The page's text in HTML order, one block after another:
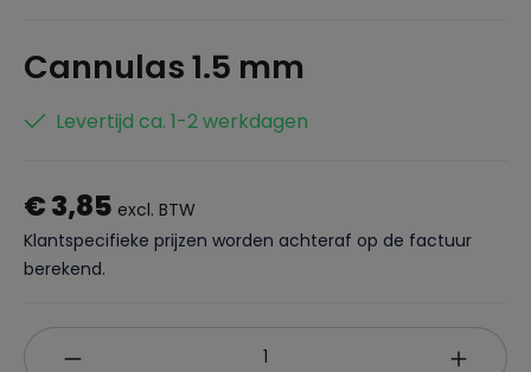
Cannulas 1.5 mm
Levertijd ca. 1-2 werkdagen
€ 3,85 excl. BTW
Klantspecifieke prijzen worden achteraf op de factuur
berekend.